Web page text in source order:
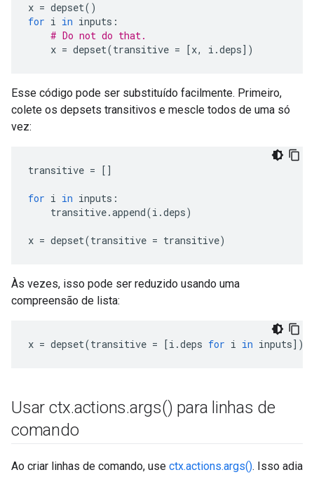
x = depset()
for i in inputs :
# Do not do that.
x = depset(transitive = [x, i .deps])
Esse código pode ser substituído facilmente. Primeiro,
colete os depsets transitivos e mescle todos de uma só
vez:
transitive = []
for i in inputs :
transitive.append(i .deps)
x = depset(transitive = transitive)
Às vezes, isso pode ser reduzido usando uma
compreensão de lista:
x = depset(transitive = [i .deps for i in inputs])
Usar ctx.actions.args() para linhas de
comando
Ao criar linhas de comando, use ctx.actions.args(). Isso adia